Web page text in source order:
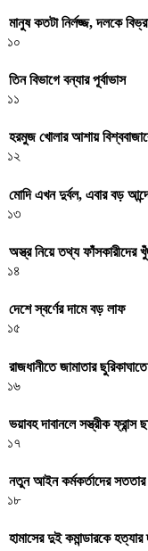
মানুষ কতটা নির্লজ্জ, দলকে
১০
তিন বিভাগে বন্যার পূর্বাভাস
১১
হরমুজ খোলার আশায়
১২
মোদি এখন দুর্বল, এবার বড়
১৩
অস্ত্র নিয়ে তথ্য ফাঁসকারীদের
১৪
দেশে স্বর্ণের দামে বড় লাফ
১৫
রাজধানীতে জামাতার
১৬
ভয়াবহ দাবানলে সস্ত্রীক
১৭
নতুন আইন কর্মকর্তাদের সততার
১৮
হামাসের দুই কমান্ডারকে হত্যার